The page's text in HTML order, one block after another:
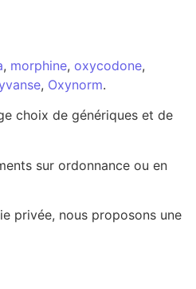
, morphine, oxycodone,
, Oxynorm.
choix de génériques et de
sur ordonnance ou en
privée, nous proposons une